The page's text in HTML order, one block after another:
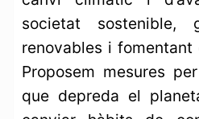
societat sostenible,
renovables i
Proposem mesures
que depreda el